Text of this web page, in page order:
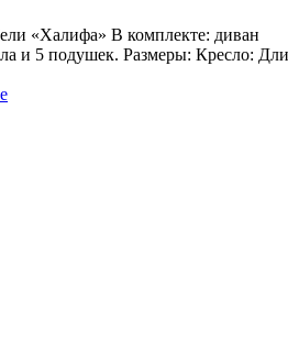
«Халифа» В комплекте: диван
и 5 подушек. Размеры: Кресло: